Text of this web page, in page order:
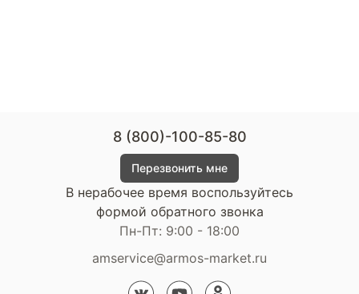
8 (800)-100-85-80
Перезвонить мне
В нерабочее время воспользуйтесь
формой обратного звонка
Пн-Пт: 9:00 - 18:00
amservice@armos-market.ru